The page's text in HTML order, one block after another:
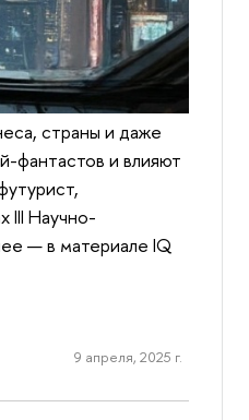
страны и даже
фантастов и влияют
III Научно-
— в материале IQ
9 апреля, 2025 г.